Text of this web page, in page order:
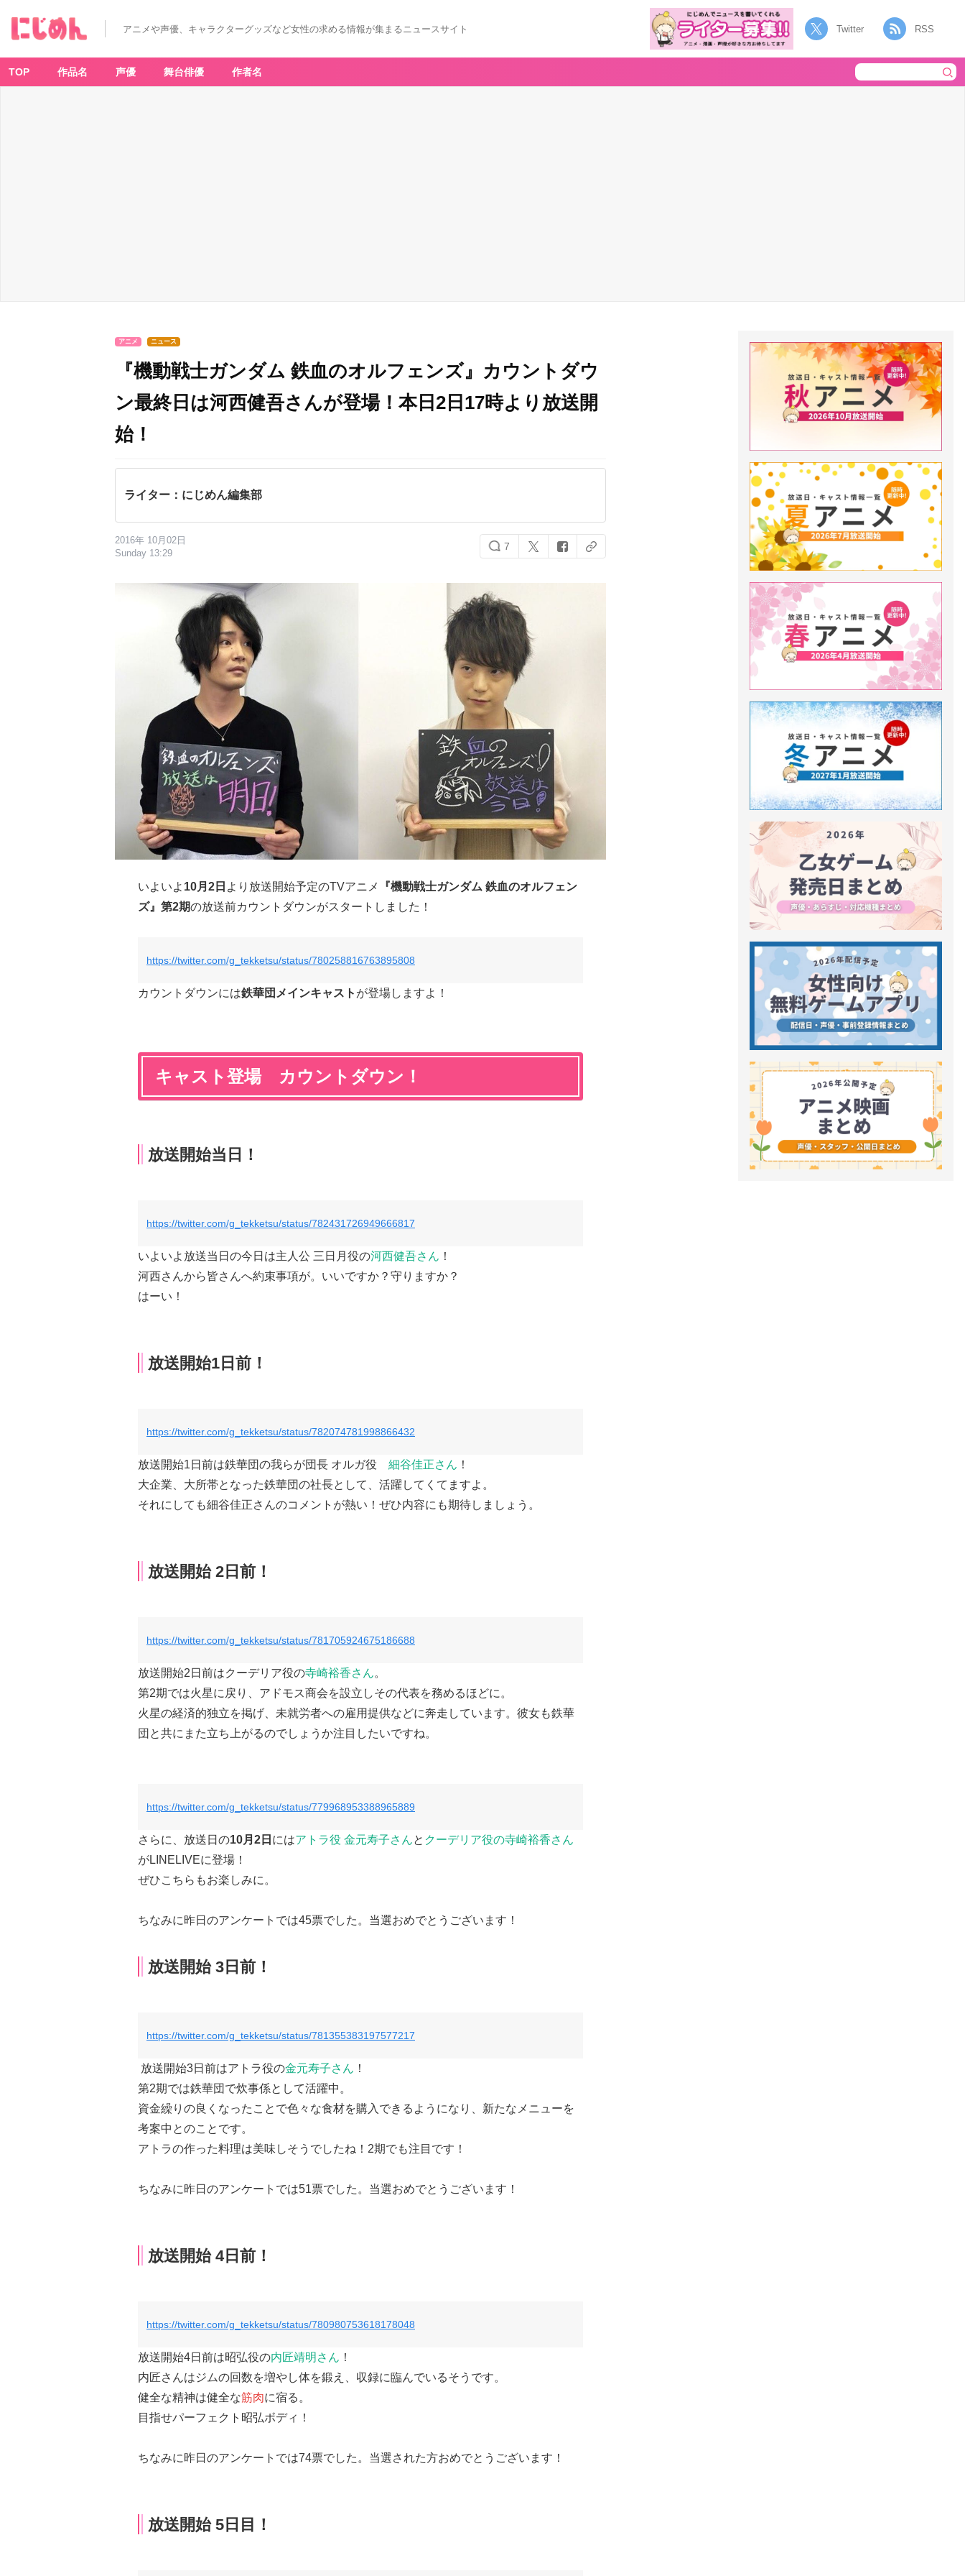
アニメや声優、キャラクターグッズなど女性の求める情報が集まるニュースサイト Twitter RSS
TOP 作品名 声優 舞台俳優 作者名
アニメ ニュース
『機動戦士ガンダム 鉄血のオルフェンズ』カウントダウ
ン最終日は河西健吾さんが登場！本日2日17時より放送開
始！
ライター：にじめん編集部
2016年 10月02日
Sunday 13:29
7
いよいよ 10月2日 より放送開始予定のTVアニメ
『機動戦士ガンダム 鉄血のオルフェン
ズ』第2期の放送前カウントダウンがスタートしました！
https://twitter.com/g_tekketsu/status/780258816763895808
カウントダウンには鉄華団メインキャスト が登場しますよ！
キャスト登場 カウントダウン！
放送開始当日！
https://twitter.com/g_tekketsu/status/782431726949666817
いよいよ放送当日の今日は主人公 三日月役の河西健吾さん ！
河西さんから皆さんへ約束事項が。いいですか？守りますか？
はーい！
放送開始1日前！
https://twitter.com/g_tekketsu/status/782074781998866432
放送開始1日前は鉄華団の我らが団長 オルガ役 細谷佳正さん ！
大企業、大所帯となった鉄華団の社長として、活躍してくてますよ。
それにしても細谷佳正さんのコメントが熱い！ぜひ内容にも期待しましょう。
放送開始 2日前！
https://twitter.com/g_tekketsu/status/781705924675186688
放送開始2日前はクーデリア役の寺崎裕香さん。
第2期では火星に戻り、アドモス商会を設立しその代表を務めるほどに。
火星の経済的独立を掲げ、未就労者への雇用提供などに奔走しています。彼女も鉄華
団と共にまた立ち上がるのでしょうか注目したいですね。
https://twitter.com/g_tekketsu/status/779968953388965889
さらに、放送日の10月2日 にはアトラ役 金元寿子さんと クーデリア役の寺崎裕香さん
がLINELIVEに登場！
ぜひこちらもお楽しみに。
ちなみに昨日のアンケートでは45票でした。当選おめでとうございます！
放送開始 3日前！
https://twitter.com/g_tekketsu/status/781355383197577217
放送開始3日前はアトラ役の金元寿子さん ！
第2期では鉄華団で炊事係として活躍中。
資金繰りの良くなったことで色々な食材を購入できるようになり、新たなメニューを
考案中とのことです。
アトラの作った料理は美味しそうでしたね！2期でも注目です！
ちなみに昨日のアンケートでは51票でした。当選おめでとうございます！
放送開始 4日前！
https://twitter.com/g_tekketsu/status/780980753618178048
放送開始4日前は昭弘役の内匠靖明さん ！
内匠さんはジムの回数を増やし体を鍛え、収録に臨んでいるそうです。
健全な精神は健全な筋肉に宿る。
目指せパーフェクト昭弘ボディ！
ちなみに昨日のアンケートでは74票でした。当選された方おめでとうございます！
放送開始 5日目！